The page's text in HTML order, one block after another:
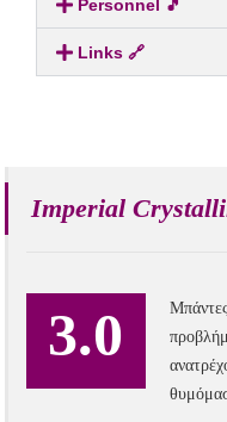
Personnel 🎵
Links 🔗
Imperial
3.0